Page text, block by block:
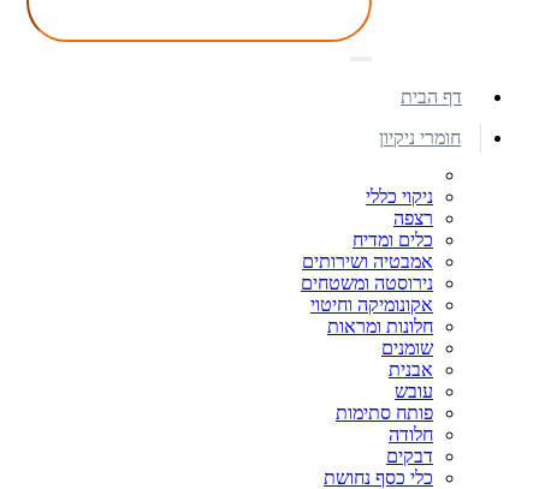
דף הבית
חומרי ניקיון
ניקוי כללי
רצפה
כלים ומדיח
אמבטיה ושירותים
נירוסטה ומשטחים
אקונומיקה וחיטוי
חלונות ומראות
שומנים
אבנית
עובש
פותח סתימות
חלודה
דבקים
כלי כסף נחושת